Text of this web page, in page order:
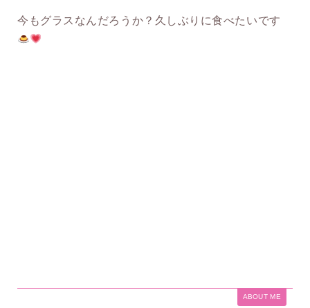
今もグラスなんだろうか？久しぶりに食べたいです
ABOUT ME